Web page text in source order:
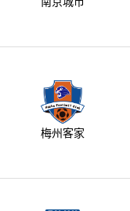
梅州客家